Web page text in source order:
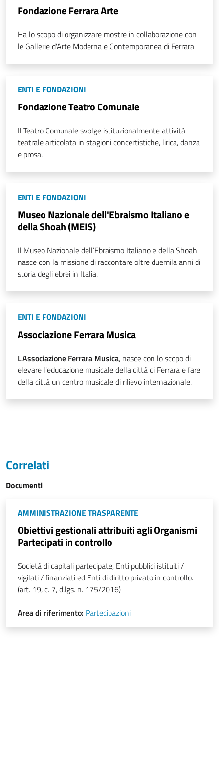
Fondazione Ferrara Arte
Ha lo scopo di organizzare mostre in collaborazione con
le Gallerie d'Arte Moderna e Contemporanea di Ferrara
ENTI E FONDAZIONI
Fondazione Teatro Comunale
Il Teatro Comunale svolge istituzionalmente attività
teatrale articolata in stagioni concertistiche, lirica, danza
e prosa.
ENTI E FONDAZIONI
Museo Nazionale dell'Ebraismo Italiano e
della Shoah (MEIS)
Il Museo Nazionale dell’Ebraismo Italiano e della Shoah
nasce con la missione di raccontare oltre duemila anni di
storia degli ebrei in Italia.
ENTI E FONDAZIONI
Associazione Ferrara Musica
L'Associazione Ferrara Musica, nasce con lo scopo di
elevare l'educazione musicale della città di Ferrara e fare
della città un centro musicale di rilievo internazionale.
Correlati
Documenti
AMMINISTRAZIONE TRASPARENTE
Obiettivi gestionali attribuiti agli Organismi
Partecipati in controllo
Società di capitali partecipate, Enti pubblici istituiti /
vigilati / finanziati ed Enti di diritto privato in controllo.
(art. 19, c. 7, d.lgs. n. 175/2016)
Area di riferimento: Partecipazioni